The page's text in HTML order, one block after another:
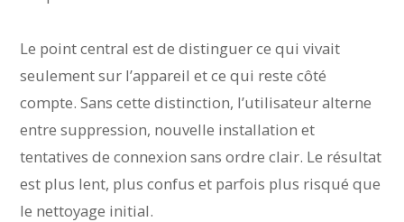
Le point central est de distinguer ce qui vivait
seulement sur l’appareil et ce qui reste côté
compte. Sans cette distinction, l’utilisateur alterne
entre suppression, nouvelle installation et
tentatives de connexion sans ordre clair. Le résultat
est plus lent, plus confus et parfois plus risqué que
le nettoyage initial.